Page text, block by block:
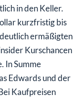
in den Keller.
kurzfristig bis
ermäßigten
Kurschancen
In Summe
Edwards und der
Kaufpreisen